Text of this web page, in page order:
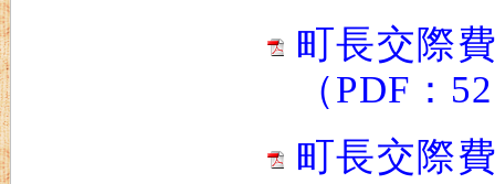
町長交際
（PDF：
町長交際